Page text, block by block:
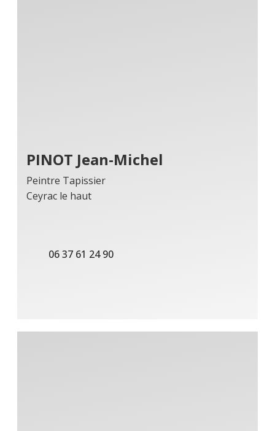
PINOT Jean-Michel
Peintre Tapissier
Ceyrac le haut
06 37 61 24 90